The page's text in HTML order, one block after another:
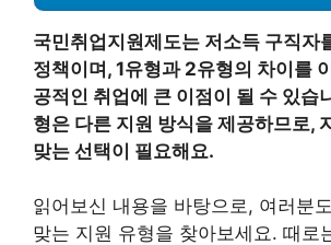
국민취업지원제도는 저소득 구직자
정책이며, 1유형과 2유형의 차이를
공적인 취업에 큰 이점이 될 수 있습
형은 다른 지원 방식을 제공하므로,
맞는 선택이 필요해요.
읽어보신 내용을 바탕으로, 여러분
맞는 지원 유형을 찾아보세요. 때로